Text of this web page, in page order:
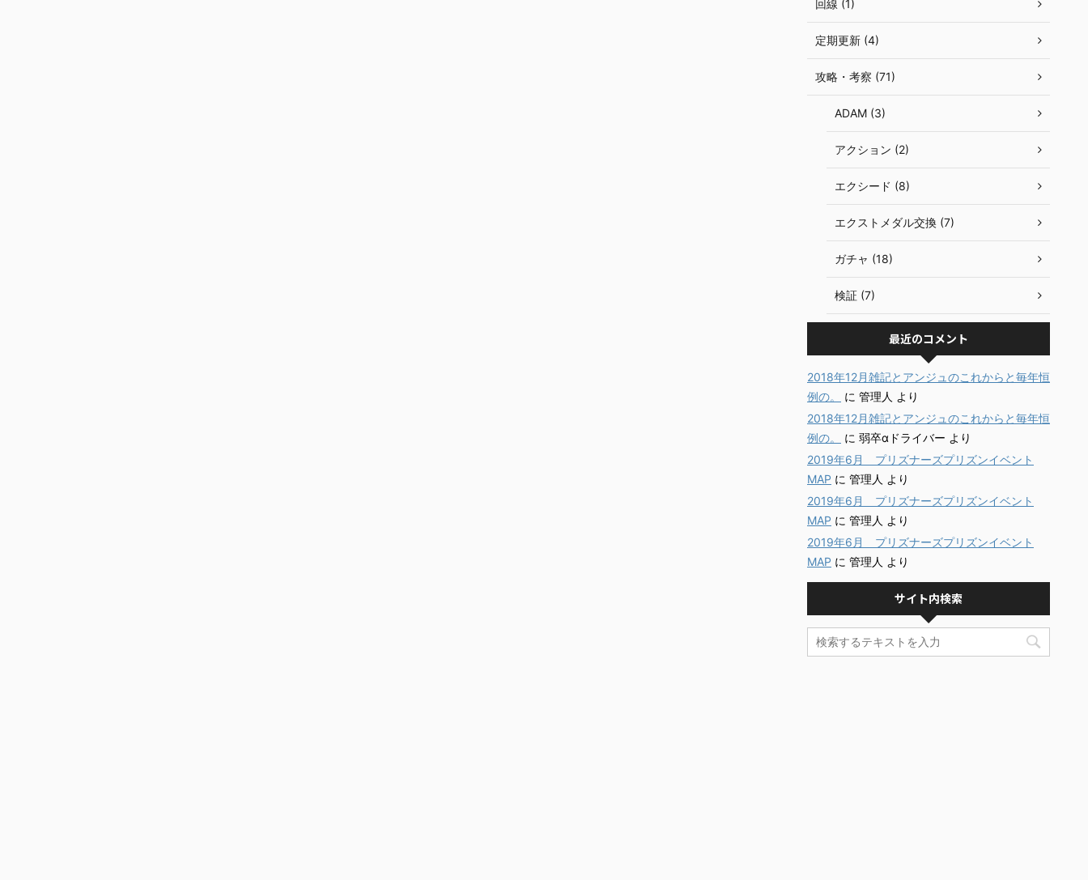
回線 (1)
定期更新 (4)
攻略・考察 (71)
ADAM (3)
アクション (2)
エクシード (8)
エクストメダル交換 (7)
ガチャ (18)
検証 (7)
最近のコメント
2018年12月雑記とアンジュのこれからと毎年恒
例の。
に 管理人 より
2018年12月雑記とアンジュのこれからと毎年恒
例の。
に 弱卒αドライバー より
2019年6月 プリズナーズプリズンイベント
MAP に 管理人 より
2019年6月 プリズナーズプリズンイベント
MAP に 管理人 より
2019年6月 プリズナーズプリズンイベント
MAP に 管理人 より
サイト内検索